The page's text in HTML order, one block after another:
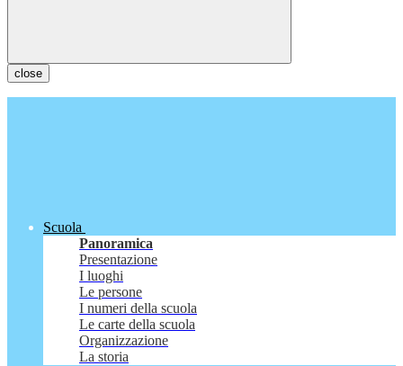
close
Scuola
Panoramica
Presentazione
I luoghi
Le persone
I numeri della scuola
Le carte della scuola
Organizzazione
La storia